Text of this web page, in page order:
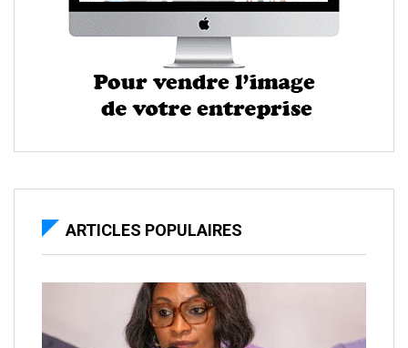
ARTICLES POPULAIRES